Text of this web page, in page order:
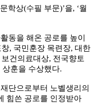
학상(수필 부문)’을, ‘월
동을 해온 공로를 높이
, 국민훈장 목련장, 대한
건의료대상, 전국향토
훈을 수상했다.
단으로부터 노벨생리의
힘쓴 공로를 인정받아